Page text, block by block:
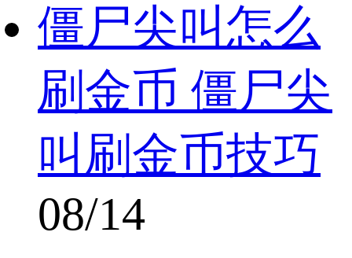
僵尸尖叫怎么
刷金币 僵尸尖
叫刷金币技巧
08/14